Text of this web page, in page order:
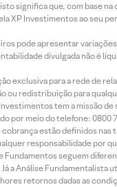
significa que, com base
XP Investimentos ao seu
pode apresentar
divulgada não é
exclusiva para a rede de
ou redistribuição para
tem a missão
por meio do telefone: 0800
estão definidos
responsabilidade por
Fundamentos seguem
a Análise Fundamentalista
retornos dadas as